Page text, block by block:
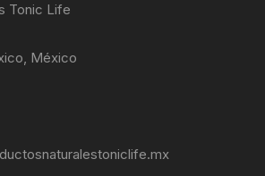
Tonic Life
México